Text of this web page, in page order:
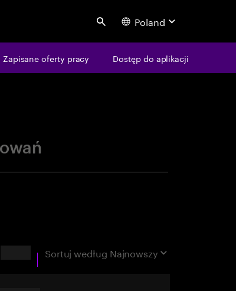
Search Poland
Zapisane oferty pracy Dostęp do aplikacji
Sortuj według Najnowszy